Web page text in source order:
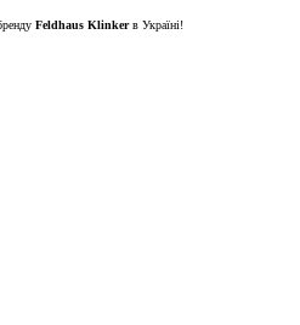
Feldhaus Klinkerв Україні!